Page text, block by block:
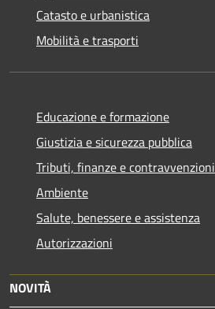
Catasto e urbanistica
Mobilità e trasporti
Educazione e formazione
Giustizia e sicurezza pubblica
Tributi, finanze e contravvenzioni
Ambiente
Salute, benessere e assistenza
Autorizzazioni
NOVITÀ